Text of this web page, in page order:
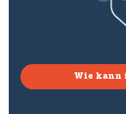
Wie kann